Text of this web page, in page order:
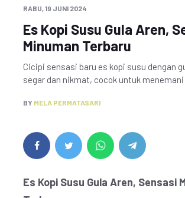
RABU, 19 JUNI 2024
Es Kopi Susu Gula Aren,
Minuman Terbaru
Cicipi sensasi baru es kopi susu dengan
segar dan nikmat, cocok untuk menemani
BY MELA PERMATASARI
Es Kopi Susu Gula Aren, Sensasi